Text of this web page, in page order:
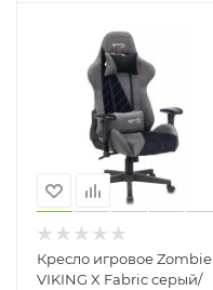
Кресло игровое Zombie
VIKING X Fabric серый/